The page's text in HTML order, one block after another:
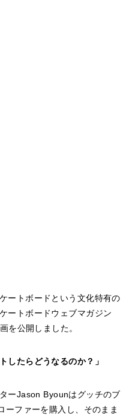
ートボードという文化特有の
ートボードウェブマガジン
を公開しました。
したらどうなるのか？」
ーJason Byounはグッチのブ
ーファーを購入し、そのまま